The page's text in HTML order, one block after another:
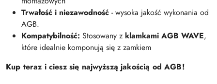
Trwałość i niezawodność - wysoka jakość wykonania od
AGB.
Kompatybilność: Stosowany z klamkami AGB WAVE,
które idealnie komponują się z zamkiem
Kup teraz i ciesz się najwyższą jakością od AGB!